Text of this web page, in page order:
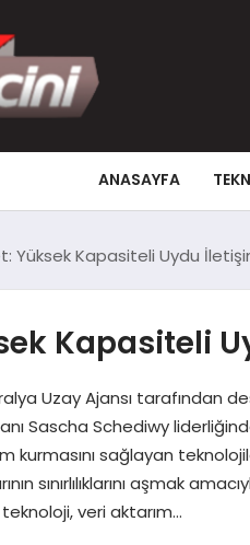
ANASAYFA
Yüksek Kapasiteli Uydu
Kapasiteli
Uzay Ajansı tarafından
Sascha Schediwy
kurmasını sağlayan
sınırlılıklarını aşmak
veri aktarım…